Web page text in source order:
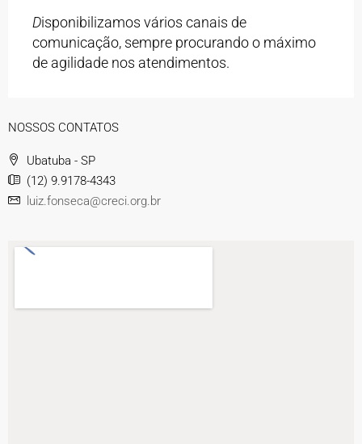
Disponibilizamos vários canais de
comunicação, sempre procurando o máximo
de agilidade nos atendimentos.
NOSSOS CONTATOS
Ubatuba - SP
(12) 9.9178-4343
luiz.fonseca@creci.org.br